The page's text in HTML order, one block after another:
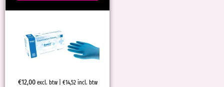
€12,00 excl. btw | €14,52incl. btw